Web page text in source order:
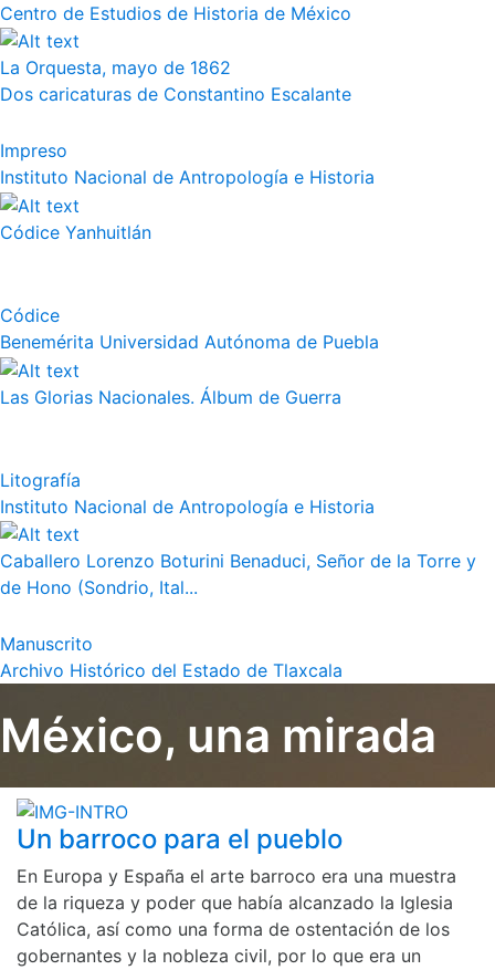
Centro de Estudios de Historia de México
La Orquesta, mayo de 1862
Dos caricaturas de Constantino Escalante
Impreso
Instituto Nacional de Antropología e Historia
Códice Yanhuitlán
Códice
Benemérita Universidad Autónoma de Puebla
Las Glorias Nacionales. Álbum de Guerra
Litografía
Instituto Nacional de Antropología e Historia
Caballero Lorenzo Boturini Benaduci, Señor de la Torre y
de Hono (Sondrio, Ital...
Manuscrito
Archivo Histórico del Estado de Tlaxcala
México, una mirada
Un barroco para el pueblo
En Europa y España el arte barroco era una muestra
de la riqueza y poder que había alcanzado la Iglesia
Católica, así como una forma de ostentación de los
gobernantes y la nobleza civil, por lo que era un